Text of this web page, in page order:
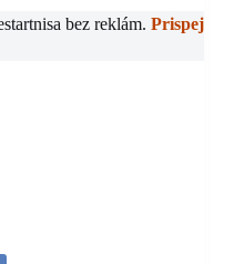
bez reklám. Prispej